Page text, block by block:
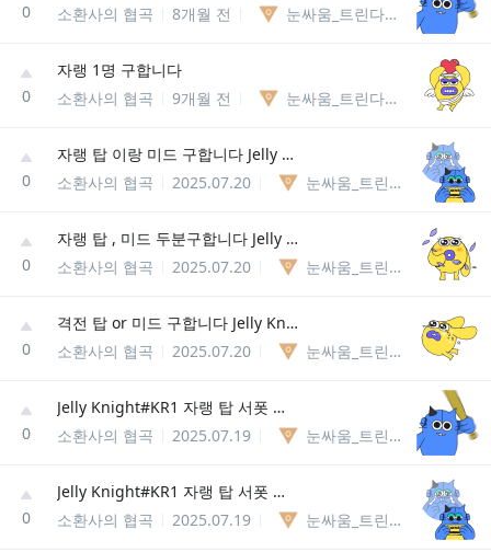
0
소환사의 협곡
8개월 전 눈싸움_트린다미어85238127740
0
자랭 1명 구합니다
소환사의 협곡
9개월 전 눈싸움_트린다미어85238127740
0
자랭 탑 이랑 미드 구합니다 Jelly Knight#KR1
소환사의 협곡
2025.07.20 눈싸움_트린다미어85238127740
0
자랭 탑 , 미드 두분구합니다 Jelly Knight#KR1
소환사의 협곡
2025.07.20 눈싸움_트린다미어85238127740
0
격전 탑 or 미드 구합니다 Jelly Knight#KR1 ( 디코 x )
소환사의 협곡
2025.07.20 눈싸움_트린다미어85238127740
0
Jelly Knight#KR1 자랭 탑 서폿 미드정글 중 한명 구합니다~
소환사의 협곡
2025.07.19 눈싸움_트린다미어85238127740
0
Jelly Knight#KR1 자랭 탑 서폿 미드정글 중 한명 구합니다~
소환사의 협곡
2025.07.19 눈싸움_트린다미어85238127740